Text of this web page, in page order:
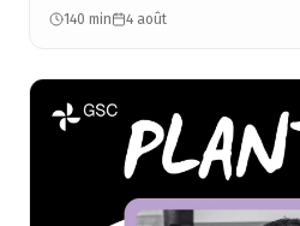
Group
140 min 4 août